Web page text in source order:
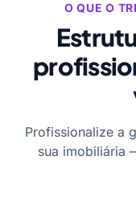
O QUE O
Profissionalize a
sua imobiliária